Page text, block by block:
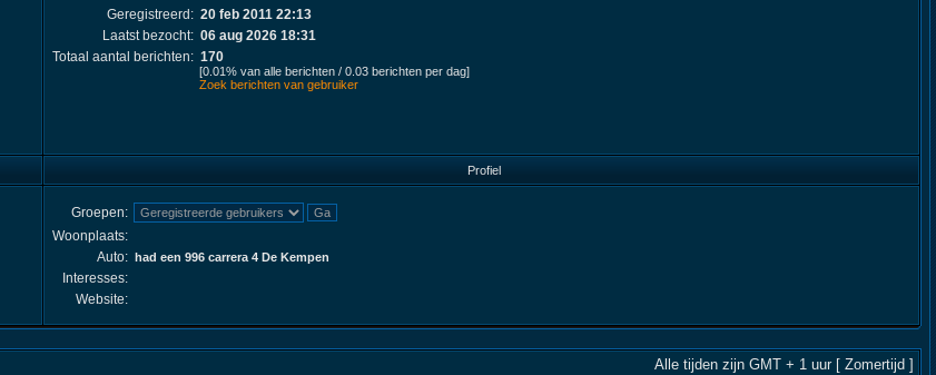
Geregistreerd: 20 feb 2011 22:13
Laatst bezocht: 06 aug 2026 18:31
Totaal aantal berichten: 170
[0.01% van alle berichten / 0.03 berichten per dag]
Zoek berichten van gebruiker
Profiel
Groepen:
Woonplaats:
Auto: had een 996 carrera 4 De Kempen
Interesses:
Website:
Alle tijden zijn GMT + 1 uur [ Zomertijd ]